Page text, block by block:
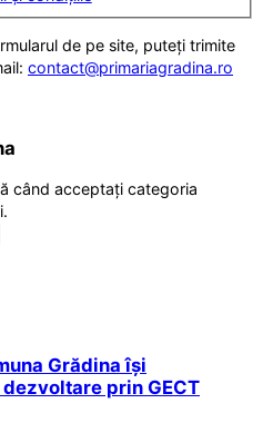
de pe site, puteți trimite
contact@primariagradina.ro
când acceptați categoria
Grădina își
prin GECT